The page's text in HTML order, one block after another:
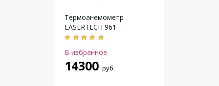
Термоанемометр
LASERTECH 961
В избранное
14300 руб.